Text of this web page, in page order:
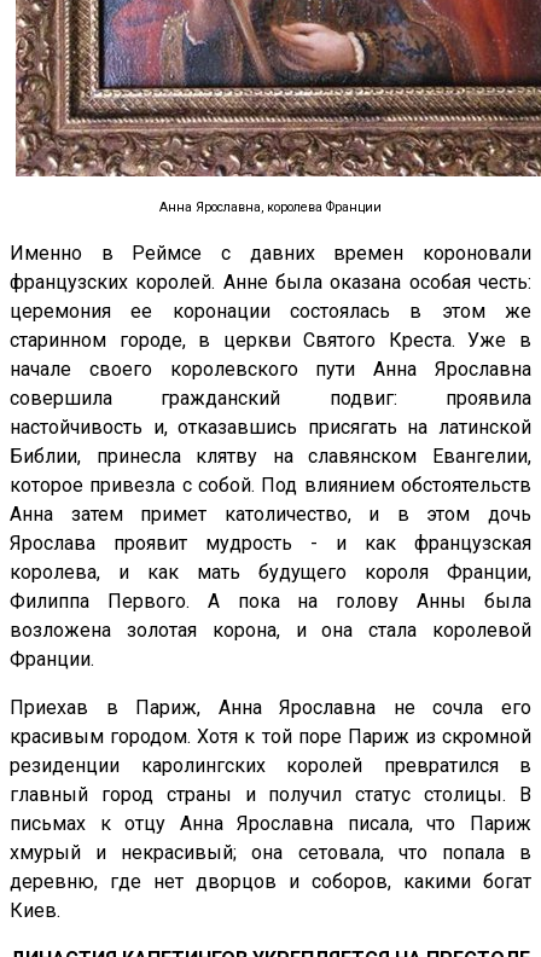
Анна Ярославна, королева Франции
Именно в Реймсе с давних времен короновали
французских королей. Анне была оказана особая честь:
церемония ее коронации состоялась в этом же
старинном городе, в церкви Святого Креста. Уже в
начале своего королевского пути Анна Ярославна
совершила гражданский подвиг: проявила
настойчивость и, отказавшись присягать на латинской
Библии, принесла клятву на славянском Евангелии,
которое привезла с собой. Под влиянием обстоятельств
Анна затем примет католичество, и в этом дочь
Ярослава проявит мудрость - и как французская
королева, и как мать будущего короля Франции,
Филиппа Первого. А пока на голову Анны была
возложена золотая корона, и она стала королевой
Франции.
Приехав в Париж, Анна Ярославна не сочла его
красивым городом. Хотя к той поре Париж из скромной
резиденции каролингских королей превратился в
главный город страны и получил статус столицы. В
письмах к отцу Анна Ярославна писала, что Париж
хмурый и некрасивый; она сетовала, что попала в
деревню, где нет дворцов и соборов, какими богат
Киев.